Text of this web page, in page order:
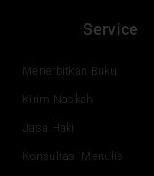
e
b
o
Service
Menerbitkan Buku
Kirim Naskah
Jasa Haki
Konsultasi Menulis